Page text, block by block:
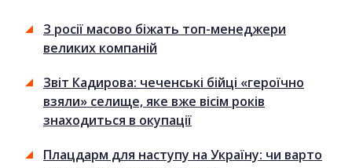
З росії масово біжать топ-менеджери
великих компаній
Звіт Кадирова: чеченські бійці «героїчно
взяли» селище, яке вже вісім років
знаходиться в окупації
Плацдарм для наступу на Україну: чи варто